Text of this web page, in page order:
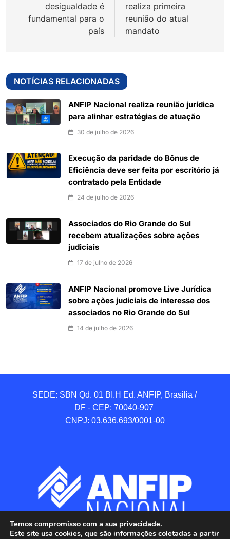
desigualdade é
fundamental para o
país
realiza primeira
reunião do atual
mandato
NOTÍCIAS RELACIONADAS
ANFIP Nacional realiza reunião jurídica
para alinhar estratégias de atuação
30 de julho de 2026
Execução da paridade do Bônus de
Eficiência deve ser feita por escritório já
contratado pela Entidade
24 de julho de 2026
Associados do Rio Grande do Sul
recebem atualizações sobre ações
judiciais
17 de julho de 2026
ANFIP Nacional promove Live Jurídica
sobre ações judiciais de interesse dos
associados no Rio Grande do Sul
14 de julho de 2026
SEDE: SBN Qd. 01 BI.H Ed. ANFIP, Brasilia /
DF - CEP: 70040-907
CNPJ: 03.636.693/0001-00
Temos compromisso com a sua privacidade.
Este site usa cookies, que são informações coletadas a partir